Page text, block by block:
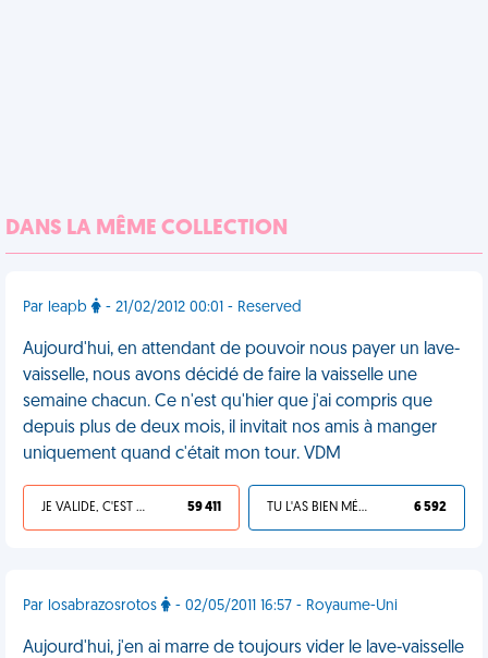
DANS LA MÊME COLLECTION
Par leapb - 21/02/2012 00:01 - Reserved
Aujourd'hui, en attendant de pouvoir nous payer un lave-
vaisselle, nous avons décidé de faire la vaisselle une
semaine chacun. Ce n'est qu'hier que j'ai compris que
depuis plus de deux mois, il invitait nos amis à manger
uniquement quand c'était mon tour. VDM
JE VALIDE, C'EST UNE VDM 59 411 TU L'AS BIEN MÉRITÉ 6 592
Par losabrazosrotos - 02/05/2011 16:57 - Royaume-Uni
Aujourd'hui, j'en ai marre de toujours vider le lave-vaisselle